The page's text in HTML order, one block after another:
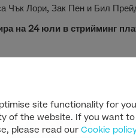
site functionality for
of the website. If you want to
please read our Cookie policy
Чък Лори, Зак Пен и Бил
на 24 юли в стрийминг